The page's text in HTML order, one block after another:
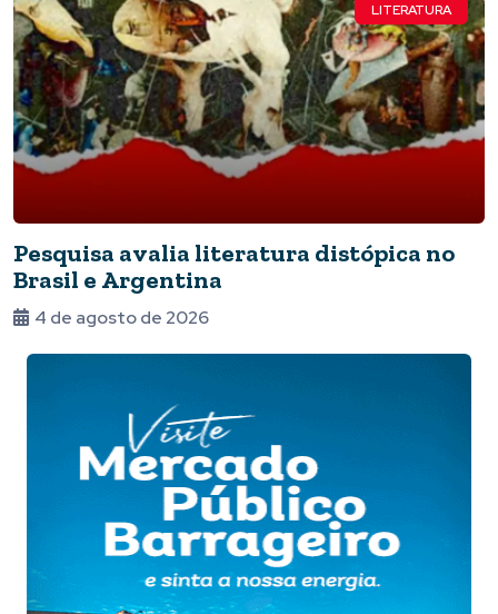
LITERATURA
Pesquisa avalia literatura distópica no
Brasil e Argentina
4 de agosto de 2026